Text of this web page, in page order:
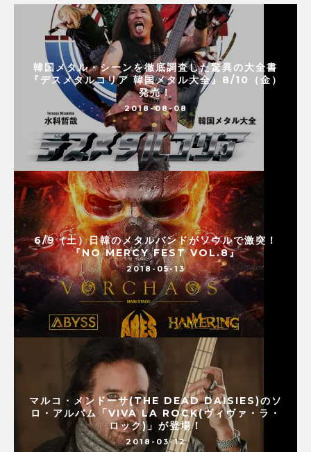
韓国メタル・シーンを徹底調査した驚異の大全書
『デスメタルコリア 韓国メタル大全』8/10（金）
発売！
2018-08-08
6/9（土）日韓のメタルバンドがソウルで激突！
『NO MERCY FEST VOL.8』
2018-05-13
マルコ・メンドーサ(THE DEAD DAISIES)のソ
ロ・アルバム「VIVA LA ROCK(ヴィヴァ・ラ・
ロック)」が登場！
2018-03-12